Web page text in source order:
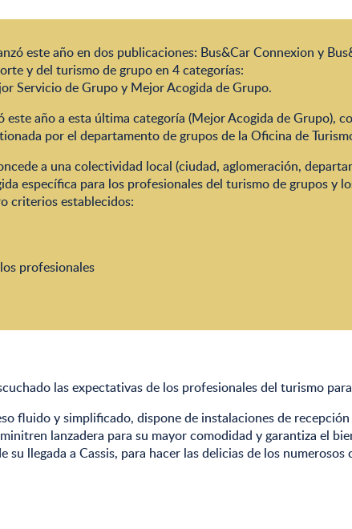
este año en dos publicaciones: Bus&Car Connexion y
y del turismo de grupo en 4 categorías:
Servicio de Grupo y Mejor Acogida de Grupo.
este año a esta última categoría (Mejor Acogida de Grupo),
por el departamento de grupos de la Oficina de
a una colectividad local (ciudad, aglomeración,
específica para los profesionales del turismo de grupos y
criterios establecidos:
profesionales
las expectativas de los profesionales del turismo
fluido y simplificado, dispone de instalaciones de
lanzadera para su mayor comodidad y garantiza el
llegada a Cassis, para hacer las delicias de los